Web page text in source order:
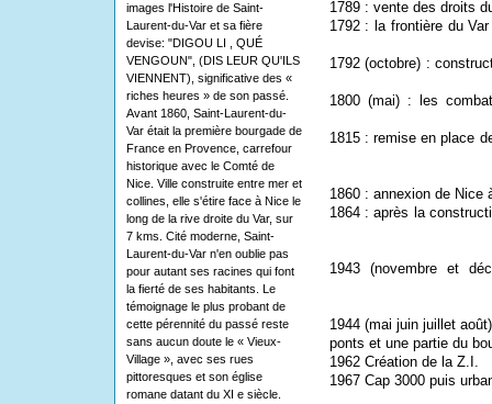
images l'Histoire de Saint-
Laurent-du-Var et sa fière
devise: "DIGOU LI , QUÉ
VENGOUN", (DIS LEUR QU'ILS
VIENNENT), significative des «
riches heures » de son passé.
Avant 1860, Saint-Laurent-du-
Var était la première bourgade de
France en Provence, carrefour
historique avec le Comté de
Nice. Ville construite entre mer et
collines, elle s'étire face à Nice le
long de la rive droite du Var, sur
7 kms. Cité moderne, Saint-
Laurent-du-Var n'en oublie pas
pour autant ses racines qui font
la fierté de ses habitants. Le
témoignage le plus probant de
cette pérennité du passé reste
sans aucun doute le « Vieux-
Village », avec ses rues
pittoresques et son église
romane datant du XI e siècle.
1789 : vente des droits
1792 : la frontière du
1792 (octobre) :
1800 (mai) : les
1815 : remise en place
1860 : annexion de Nice
1864 : après la
1943 (novembre et
1944 (mai juin juillet
ponts et une partie du
1962 Création de la Z.I.
1967 Cap 3000 puis